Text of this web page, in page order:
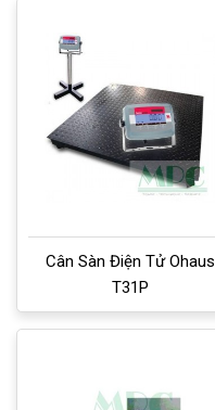
Cân Sàn Điện Tử Ohaus
T31P